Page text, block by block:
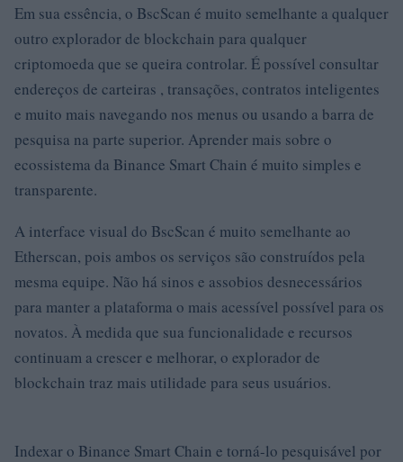
Em sua essência, o BscScan é muito semelhante a qualquer
outro explorador de blockchain para qualquer
criptomoeda que se queira controlar. É possível consultar
endereços de carteiras , transações, contratos inteligentes
e muito mais navegando nos menus ou usando a barra de
pesquisa na parte superior. Aprender mais sobre o
ecossistema da Binance Smart Chain é muito simples e
transparente.
A interface visual do BscScan é muito semelhante ao
Etherscan, pois ambos os serviços são construídos pela
mesma equipe. Não há sinos e assobios desnecessários
para manter a plataforma o mais acessível possível para os
novatos. À medida que sua funcionalidade e recursos
continuam a crescer e melhorar, o explorador de
blockchain traz mais utilidade para seus usuários.
Indexar o Binance Smart Chain e torná-lo pesquisável por